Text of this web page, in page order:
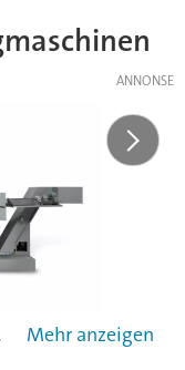
bis hin zur Fünfachsbearbeitung. -